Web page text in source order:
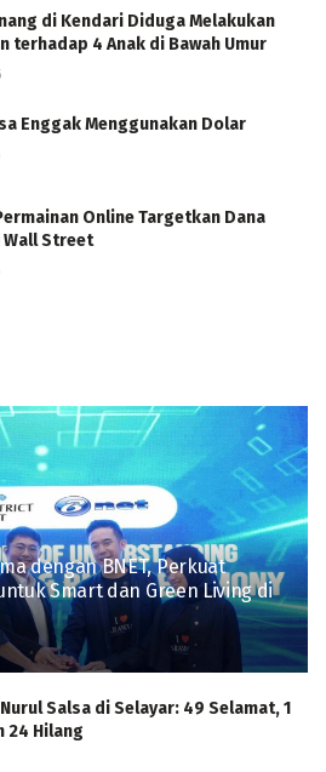
di Kendari Diduga Melakukan
terhadap 4 Anak di Bawah Umur
Enggak Menggunakan Dolar
Online Targetkan Dana
Street
dengan BNET, Perkuat
Smart dan Green Living di
Salsa di Selayar: 49 Selamat, 1
24 Hilang